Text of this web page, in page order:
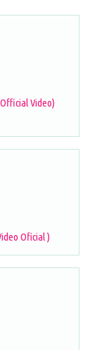
Video)
Oficial )